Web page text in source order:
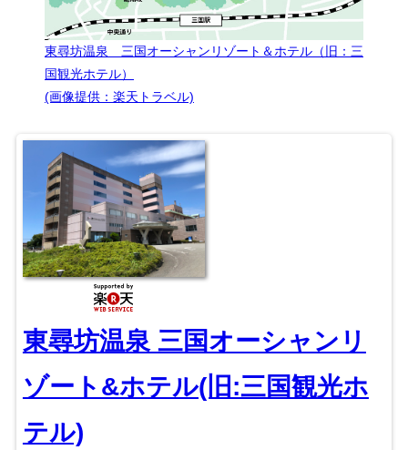
東尋坊温泉 三国オーシャンリゾート＆ホテル（旧：三
国観光ホテル）
(画像提供：楽天トラベル)
東尋坊温泉 三国オーシャンリ
ゾート&ホテル(旧:三国観光ホ
テル)